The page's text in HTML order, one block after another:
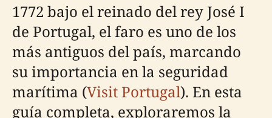
1772 bajo el reinado del rey José I
de Portugal, el faro es uno de los
más antiguos del país, marcando
su importancia en la seguridad
marítima (Visit Portugal). En esta
guía completa, exploraremos la